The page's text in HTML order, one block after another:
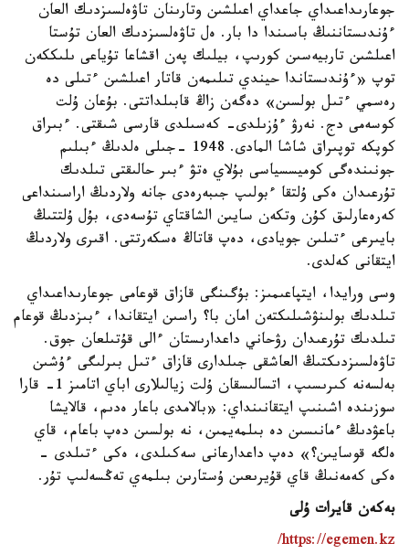
جوعارىداعىداي جاعداي اعىلشىن وتارىنان تاۋەلسىزدىك العان
ءۇندىستاننىڭ باسىندا دا بار. ەل تاۋەلسىزدىك العان تۇستا
اعىلشىن تاربيەسىن كورىپ، بيلىك پەن اقشاعا تۇياعى ىلىككەن
توپ «ءۇندىستاندا حيندي تىلىمەن قاتار اعىلشىن ءتىلى دە
رەسمي ءتىل بولسىن» دەگەن زاڭ قابىلداتتى. بۇعان ۇلت
كوسەمى دج. نەرۋ ءۇزىلدى- كەسىلدى قارسى شىقتى. ءبىراق
كوپكە توپىراق شاشا المادى. 1948 -جىلى ەلدىڭ ءبىلىم
جونىندەگى كوميسسياسى بۇلاي ەتۋ ءبىر حالىقتى تىلدىك
تۇرعىدان ەكى ۇلتقا ءبولىپ جىبەرەدى جانە ولاردىڭ اراسىنداعى
كەرەعارلىق كۇن وتكەن سايىن الشاقتاي تۇسەدى، بۇل ۇلتتىڭ
بايىرعى ءتىلىن جويادى، دەپ قاتاڭ ەسكەرتتى. اقىرى ولاردىڭ
ايتقانى كەلدى.
وسى ورايدا، ايتپاعىمىز: بۇگىنگى قازاق قوعامى جوعارىداعىداي
تىلدىك بولىنۋشىلىكتەن امان با؟ راسىن ايتقاندا، ءبىزدىڭ قوعام
تىلدىك تۇرعىدان رۋحاني داعدارىستان ءالى قۇتىلعان جوق.
تاۋەلسىزدىكتىڭ العاشقى جىلدارى قازاق ءتىل بىرلىگى ءۇشىن
بەلسەنە كىرىسىپ، اتسالىسقان ۇلت زيالىلارى اباي اتامىز 1- قارا
سوزىندە اشىنىپ ايتقانىنداي: «بالامدى باعار ەدىم، قالايشا
باعۋدىڭ ءمانىسىن دە بىلمەيمىن، نە بولسىن دەپ باعام، قاي
ەلگە قوسايىن؟» دەپ داعدارعانى سەكىلدى، ەكى ءتىلدى -
ەكى كەمەنىڭ قاي قۇيرىعىن ۇستارىن بىلمەي تەڭسەلىپ تۇر.
بەكەن قايرات ۇلى
https://egemen.kz/